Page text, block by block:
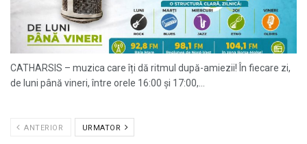
CATHARSIS – muzica care îți dă ritmul după-amiezii! În fiecare zi,
de luni până vineri, între orele 16:00 și 17:00,...
ANTERIOR URMATOR